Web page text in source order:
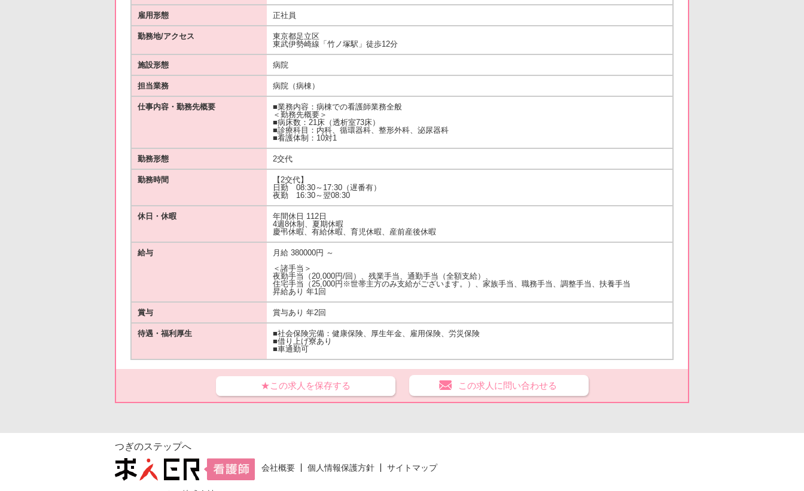
雇用形態 正社員
勤務地/アクセス
東京都足立区
東武伊勢崎線「竹ノ塚駅」徒歩12分
施設形態 病院
担当業務 病院（病棟）
仕事内容・勤務先概要
■業務内容：病棟での看護師業務全般
＜勤務先概要＞
■病床数：21床（透析室73床）
■診療科目：内科、循環器科、整形外科、泌尿器科
■看護体制：10対1
勤務形態 2交代
勤務時間
【2交代】
日勤 08:30～17:30（遅番有）
夜勤 16:30～翌08:30
休日・休暇
年間休日 112日
4週8休制、夏期休暇
慶弔休暇、有給休暇、育児休暇、産前産後休暇
給与
月給 380000円 ～
＜諸手当＞
夜勤手当（20,000円/回）、残業手当、通勤手当（全額支給）、
住宅手当（25,000円※世帯主方のみ支給がございます。）、家族手当、職務手当、調整手当、扶養手当
昇給あり 年1回
賞与 賞与あり 年2回
待遇・福利厚生
■社会保険完備：健康保険、厚生年金、雇用保険、労災保険
■借り上げ寮あり
■車通勤可
★この求人を保存する この求人に問い合わせる
つぎのステップへ
会社概要 個人情報保護方針 サイトマップ